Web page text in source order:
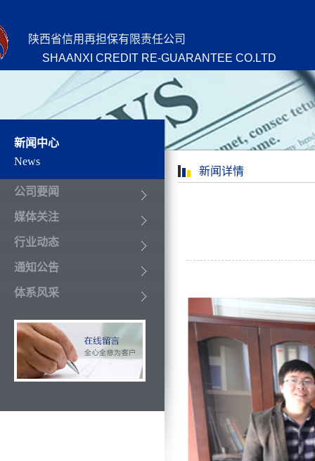
陕西省信用再担保有限责任公司
SHAANXI CREDIT RE-GUARANTEE CO.LTD
新闻中心
News
公司要闻
媒体关注
行业动态
通知公告
体系风采
新闻详情